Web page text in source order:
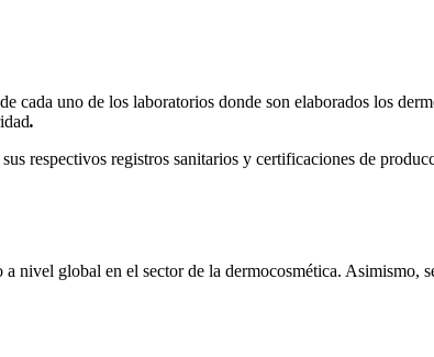
cada uno de los laboratorios donde son elaborados los
.
respectivos registros sanitarios y certificaciones de
nivel global en el sector de la dermocosmética. Asimismo,